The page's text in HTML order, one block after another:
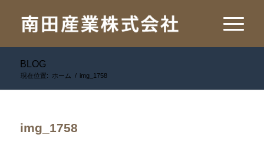
BLOG
現在位置: ホーム / img_1758
img_1758